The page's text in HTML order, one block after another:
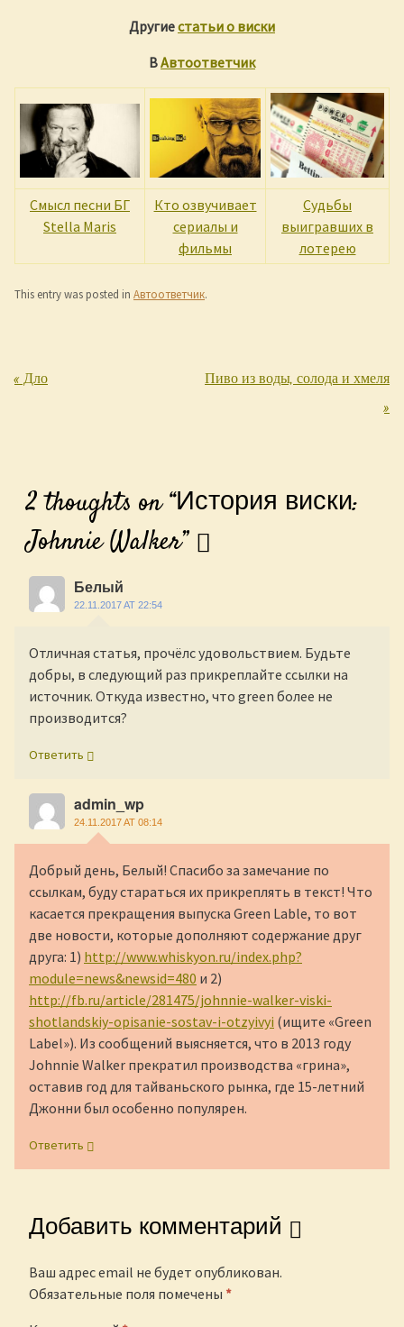
Другиестатьи о виски
ВАвтоответчик
Смысл песни БГ
Stella Maris
Кто озвучивает
сериалы и
фильмы
Судьбы
выигравших в
лотерею
This entry was posted in Автоответчик.
Post navigation
«Дло
Пиво из воды, солода и хмеля
»
2 thoughts on “История виски:
Johnnie Walker”
Белый
22.11.2017 AT 22:54
Отличная статья, прочёлс удовольствием. Будьте
добры, в следующий раз прикреплайте ссылки на
источник. Откуда известно, что green более не
производится?
Ответить
admin_wp
24.11.2017 AT 08:14
Добрый день, Белый! Спасибо за замечание по
ссылкам, буду стараться их прикреплять в текст! Что
касается прекращения выпуска Green Lable, то вот
две новости, которые дополняют содержание друг
друга: 1) http://www.whiskyon.ru/index.php?
module=news&newsid=480 и 2)
http://fb.ru/article/281475/johnnie-walker-viski-
shotlandskiy-opisanie-sostav-i-otzyivyi (ищите «Green
Label»). Из сообщений выясняется, что в 2013 году
Johnnie Walker прекратил производства «грина»,
оставив год для тайваньского рынка, где 15-летний
Джонни был особенно популярен.
Ответить
Добавить комментарий
Ваш адрес email не будет опубликован.
Обязательные поля помечены *